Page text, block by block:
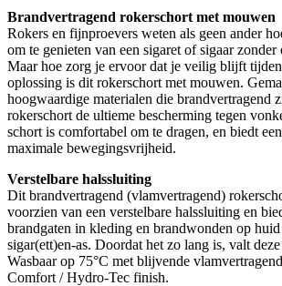
Brandvertragend rokerschort met mouwen
Rokers en fijnproevers weten als geen ander
om te genieten van een sigaret of sigaar
Maar hoe zorg je ervoor dat je veilig blijft
oplossing is dit rokerschort met mouwen.
hoogwaardige materialen die brandvertragend
rokerschort de ultieme bescherming tegen
schort is comfortabel om te dragen, en biedt
maximale bewegingsvrijheid.
Verstelbare halssluiting
Dit brandvertragend (vlamvertragend)
voorzien van een verstelbare halssluiting en
brandgaten in kleding en brandwonden op
sigar(ett)en-as. Doordat het zo lang is, valt
Wasbaar op 75°C met blijvende
Comfort / Hydro-Tec finish.